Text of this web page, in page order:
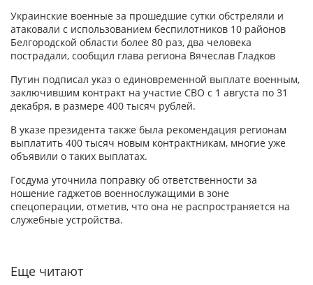
Украинские военные за прошедшие сутки обстреляли и
атаковали с использованием беспилотников 10 районов
Белгородской области более 80 раз, два человека
пострадали, сообщил глава региона Вячеслав Гладков
Путин подписал указ о единовременной выплате военным,
заключившим контракт на участие СВО с 1 августа по 31
декабря, в размере 400 тысяч рублей.
В указе президента также была рекомендация регионам
выплатить 400 тысяч новым контрактникам, многие уже
объявили о таких выплатах.
Госдума уточнила поправку об ответственности за
ношение гаджетов военнослужащими в зоне
спецоперации, отметив, что она не распространяется на
служебные устройства.
Еще читают